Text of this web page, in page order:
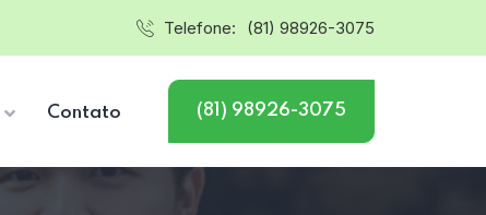
Telefone: (81) 98926-3075
Contato (81) 98926-3075